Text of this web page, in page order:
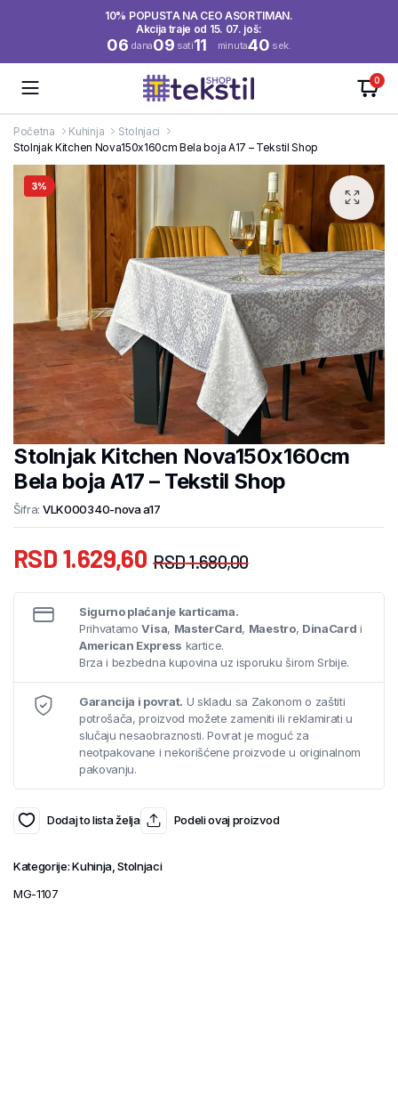
10% POPUSTA NA CEO ASORTIMAN.
Akcija traje od 15. 07. još:
06 dana09 sati11 minuta40 sek.
0
Početna Kuhinja
Stolnjaci
Stolnjak Kitchen Nova150x160cm Bela boja A17 – Tekstil Shop
3%
Stolnjak Kitchen Nova150x160cm
Bela boja A17 – Tekstil Shop
Šifra: VLK000340-nova a17
RSD1.680,00
RSD 1.629,60
Sigurno plaćanje karticama.
PrihvatamoVisa, MasterCard, Maestro, DinaCard i
American Express kartice.
Brza i bezbedna kupovina uz isporuku širom Srbije.
Garancija i povrat. U skladu sa Zakonom o zaštiti
potrošača, proizvod možete zameniti ili reklamirati u
slučaju nesaobraznosti. Povrat je moguć za
neotpakovane i nekorišćene proizvode u originalnom
pakovanju.
Dodaj to lista želja Podeli ovaj proizvod
Kategorije:Kuhinja,Stolnjaci
MG-1107